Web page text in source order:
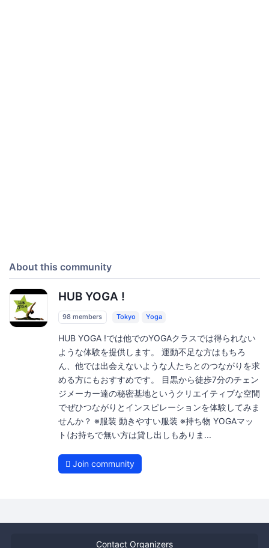
About this community
HUB YOGA !
98 members Tokyo Yoga
HUB YOGA !では他でのYOGAクラスでは得られない
ような体験を提供します。 運動不足な方はもちろ
ん、他では出会えないような人たちとのつながりを求
める方にもおすすめです。 目黒から徒歩7分のチェン
ジメーカー達の秘密基地というクリエイティブな空間
でぜひつながりとインスピレーションを体験してみま
せんか？ ※服装 動きやすい服装 ※持ち物 YOGAマッ
ト(お持ちで無い方は貸し出しもありま...
Join community
Contact Organizers